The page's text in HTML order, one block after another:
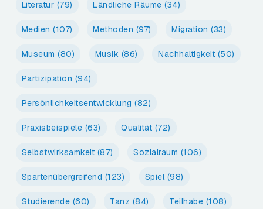
Literatur (79) Ländliche Räume (34)
Medien (107) Methoden (97) Migration (33)
Museum (80) Musik (86) Nachhaltigkeit (50)
Partizipation (94)
Persönlichkeitsentwicklung (82)
Praxisbeispiele (63) Qualität (72)
Selbstwirksamkeit (87) Sozialraum (106)
Spartenübergreifend (123) Spiel(98)
Studierende (60) Tanz (84) Teilhabe (108)